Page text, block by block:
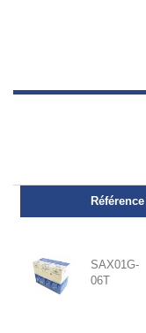
Référence
SAX01G-
06T